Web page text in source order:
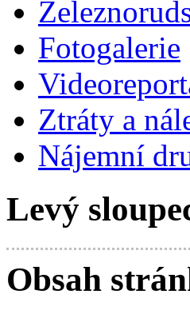
Fotogalerie
Ztráty a
Nájemní
Levý
Obsah